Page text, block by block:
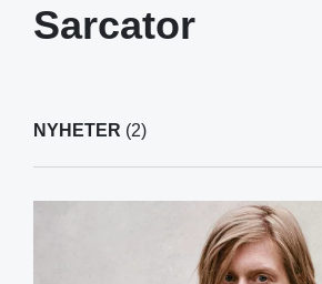
Sarcator
NYHETER (2)